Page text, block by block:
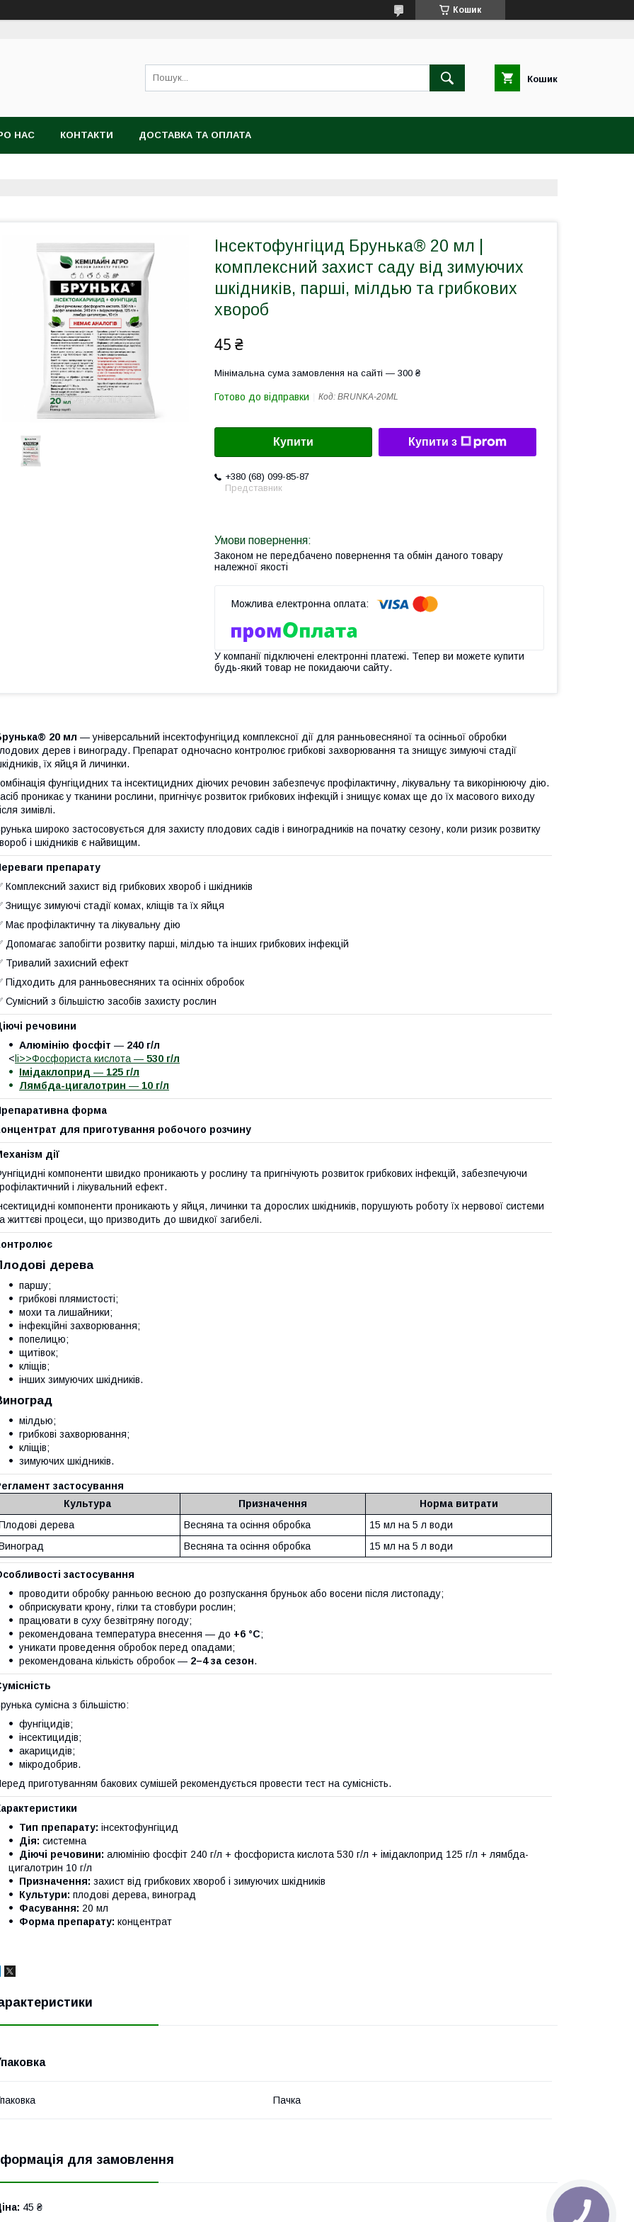
Кошик
Кошик
НАС КОНТАКТИ ДОСТАВКА ТА ОПЛАТА
Інсектофунгіцид Брунька® 20 мл |
комплексний захист саду від зимуючих
шкідників, парші, мілдью та грибкових
хвороб
45 ₴
Мінімальна сума замовлення на сайті — 300 ₴
Готово до відправки Код: BRUNKA-20ML
Купити Купити з
+380 (68) 099-85-87
Представник
Законом не передбачено повернення та обмін даного товару
належної якості
У компанії підключені електронні платежі. Тепер ви можете купити
будь-який товар не покидаючи сайту.
20 мл — універсальний інсектофунгіцид комплексної дії для ранньовесняної та осінньої обробки
дерев і винограду. Препарат одночасно контролює грибкові захворювання та знищує зимуючі стадії
їх яйця й личинки.
фунгіцидних та інсектицидних діючих речовин забезпечує профілактичну, лікувальну та викорінюючу дію.
проникає у тканини рослини, пригнічує розвиток грибкових інфекцій і знищує комах ще до їх масового виходу
зимівлі.
широко застосовується для захисту плодових садів і виноградників на початку сезону, коли ризик розвитку
і шкідників є найвищим.
препарату
Комплексний захист від грибкових хвороб і шкідників
Знищує зимуючі стадії комах, кліщів та їх яйця
Має профілактичну та лікувальну дію
Допомагає запобігти розвитку парші, мілдью та інших грибкових інфекцій
Тривалий захисний ефект
Підходить для ранньовесняних та осінніх обробок
Сумісний з більшістю засобів захисту рослин
речовини
Алюмінію фосфіт — 240 г/л
< li>>Фосфориста кислота — 530 г/л
Імідаклоприд — 125 г/л
Лямбда-цигалотрин — 10 г/л
форма
для приготування робочого розчину
дії
компоненти швидко проникають у рослину та пригнічують розвиток грибкових інфекцій, забезпечуючи
і лікувальний ефект.
компоненти проникають у яйця, личинки та дорослих шкідників, порушують роботу їх нервової системи
життєві процеси, що призводить до швидкої загибелі.
дерева
паршу;
грибкові плямистості;
мохи та лишайники;
інфекційні захворювання;
попелицю;
щитівок;
кліщів;
інших зимуючих шкідників.
мілдью;
грибкові захворювання;
кліщів;
зимуючих шкідників.
застосування
Культура
Призначення
Норма витрати
дерева
Весняна та осіння обробка
15 мл на 5 л води
Весняна та осіння обробка 15 мл на 5 л води
застосування
проводити обробку ранньою весною до розпускання бруньок або восени після листопаду;
обприскувати крону, гілки та стовбури рослин;
працювати в суху безвітряну погоду;
рекомендована температура внесення — до +6 °С;
уникати проведення обробок перед опадами;
рекомендована кількість обробок — 2–4 за сезон.
сумісна з більшістю:
фунгіцидів;
інсектицидів;
акарицидів;
мікродобрив.
приготуванням бакових сумішей рекомендується провести тест на сумісність.
Тип препарату: інсектофунгіцид
Дія: системна
Діючі речовини: алюмінію фосфіт 240 г/л + фосфориста кислота 530 г/л + імідаклоприд 125 г/л + лямбда-
цигалотрин 10 г/л
Призначення: захист від грибкових хвороб і зимуючих шкідників
Культури: плодові дерева, виноград
Фасування: 20 мл
Форма препарату: концентрат
Пачка
для замовлення
45 ₴